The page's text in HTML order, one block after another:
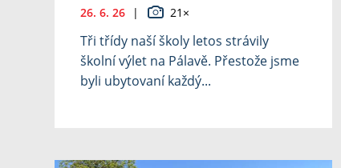
26. 6. 26 | 21×
Tři třídy naší školy letos strávily
školní výlet na Pálavě. Přestože jsme
byli ubytovaní každý...